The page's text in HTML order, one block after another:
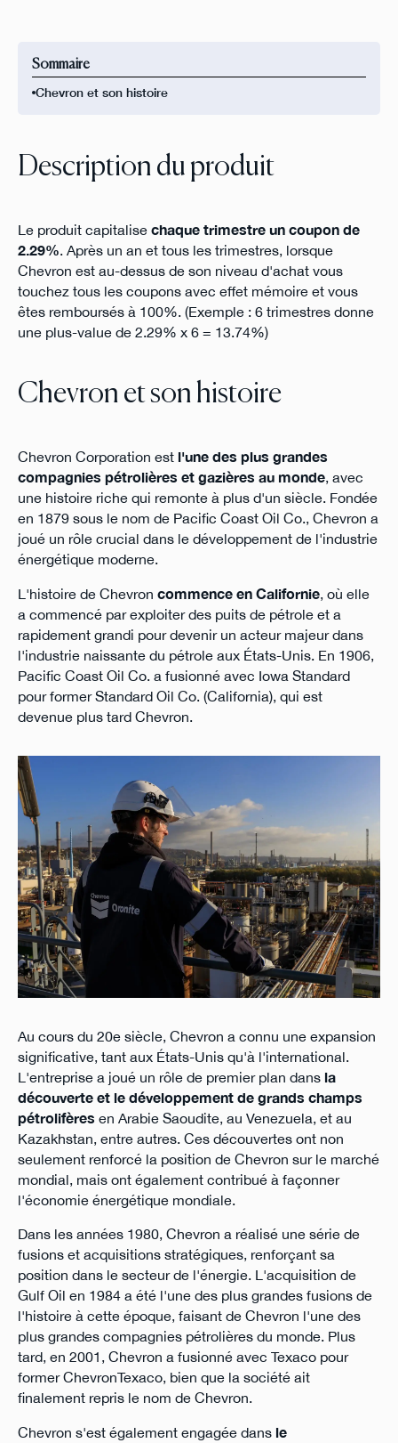
Sommaire
Chevron et son histoire
Description du produit
Le produit capitalise chaque trimestre un coupon de
2.29%. Après un an et tous les trimestres, lorsque
Chevron est au-dessus de son niveau d'achat vous
touchez tous les coupons avec effet mémoire et vous
êtes remboursés à 100%. (Exemple : 6 trimestres donne
une plus-value de 2.29% x 6 = 13.74%)
Chevron et son histoire
Chevron Corporation est l'une des plus grandes
compagnies pétrolières et gazières au monde, avec
une histoire riche qui remonte à plus d'un siècle. Fondée
en 1879 sous le nom de Pacific Coast Oil Co., Chevron a
joué un rôle crucial dans le développement de l'industrie
énergétique moderne.
L'histoire de Chevron commence en Californie, où elle
a commencé par exploiter des puits de pétrole et a
rapidement grandi pour devenir un acteur majeur dans
l'industrie naissante du pétrole aux États-Unis. En 1906,
Pacific Coast Oil Co. a fusionné avec Iowa Standard
pour former Standard Oil Co. (California), qui est
devenue plus tard Chevron.
Au cours du 20e siècle, Chevron a connu une expansion
significative, tant aux États-Unis qu'à l'international.
L'entreprise a joué un rôle de premier plan dans la
découverte et le développement de grands champs
pétrolifères en Arabie Saoudite, au Venezuela, et au
Kazakhstan, entre autres. Ces découvertes ont non
seulement renforcé la position de Chevron sur le marché
mondial, mais ont également contribué à façonner
l'économie énergétique mondiale.
Dans les années 1980, Chevron a réalisé une série de
fusions et acquisitions stratégiques, renforçant sa
position dans le secteur de l'énergie. L'acquisition de
Gulf Oil en 1984 a été l'une des plus grandes fusions de
l'histoire à cette époque, faisant de Chevron l'une des
plus grandes compagnies pétrolières du monde. Plus
tard, en 2001, Chevron a fusionné avec Texaco pour
former ChevronTexaco, bien que la société ait
finalement repris le nom de Chevron.
Chevron s'est également engagée dans le